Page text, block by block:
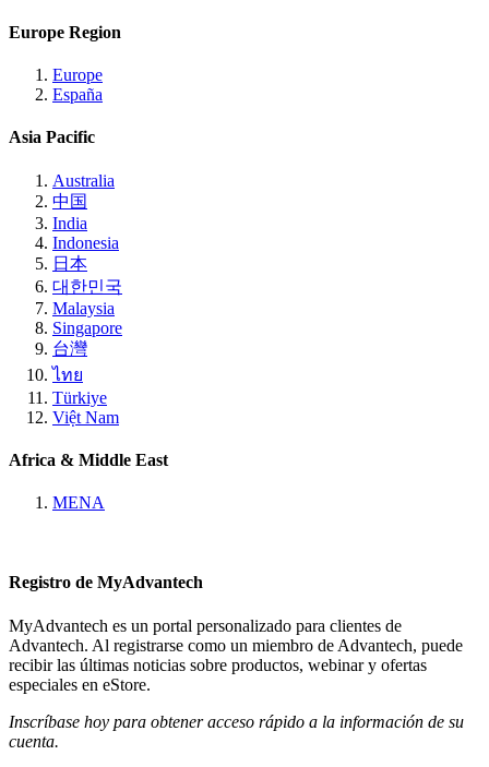
Europe Region
Europe
España
Asia Pacific
Australia
中国
India
Indonesia
日本
대한민국
Malaysia
Singapore
台灣
ไทย
Türkiye
Việt Nam
Africa & Middle East
MENA
Registro de MyAdvantech
MyAdvantech es un portal personalizado para clientes de
Advantech. Al registrarse como un miembro de Advantech, puede
recibir las últimas noticias sobre productos, webinar y ofertas
especiales en eStore.
Inscríbase hoy para obtener acceso rápido a la información de su
cuenta.